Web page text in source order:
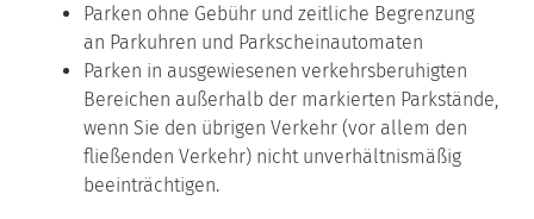
Parken ohne Gebühr und zeitliche Begrenzung
an Parkuhren und Parkscheinautomaten
Parken in ausgewiesenen verkehrsberuhigten
Bereichen außerhalb der markierten Parkstände,
wenn Sie den übrigen Verkehr (vor allem den
fließenden Verkehr) nicht unverhältnismäßig
beeinträchtigen.